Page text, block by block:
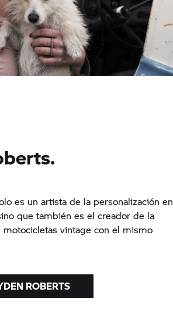
es un artista de la personalización en
que también es el creador de la
motocicletas vintage con el mismo
ROBERTS